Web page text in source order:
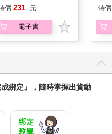
自我
價 231 元
電子書
特價
綁定』，隨時掌握出貨動